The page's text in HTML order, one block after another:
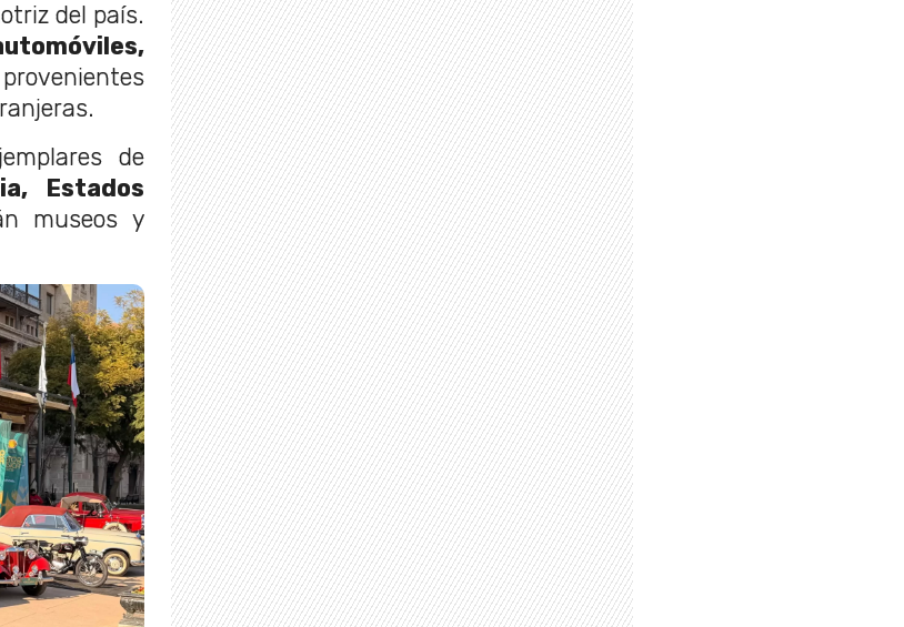
del país.
provenientes
de
Estados
museos y